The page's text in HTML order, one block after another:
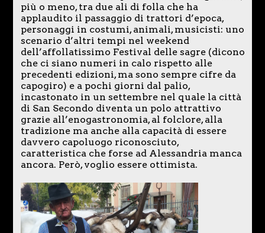
più o meno, tra due ali di folla che ha
applaudito il passaggio di trattori d’epoca,
personaggi in costumi, animali, musicisti: uno
scenario d’altri tempi nel weekend
dell’affollatissimo Festival delle sagre (dicono
che ci siano numeri in calo rispetto alle
precedenti edizioni, ma sono sempre cifre da
capogiro) e a pochi giorni dal palio,
incastonato in un settembre nel quale la città
di San Secondo diventa un polo attrattivo
grazie all’enogastronomia, al folclore, alla
tradizione ma anche alla capacità di essere
davvero capoluogo riconosciuto,
caratteristica che forse ad Alessandria manca
ancora. Però, voglio essere ottimista.